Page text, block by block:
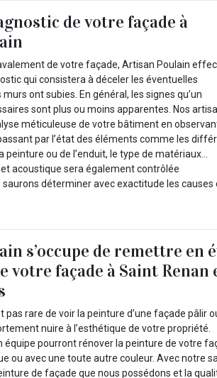
de votre façade à
de votre façade, Artisan Poulain
qui consistera à déceler les éventuelles
ont subies. En général, les signes qu’un
sont plus ou moins apparentes. Nos
méticuleuse de votre bâtiment en
par l’état des éléments comme les
peinture ou de l’enduit, le type de matériaux...
acoustique sera également contrôlée
déterminer avec exactitude les causes
s’occupe de remettre en
votre façade à Saint Renan
pas rare de voir la peinture d’une façade pâlir
nuire à l’esthétique de votre propriété.
équipe pourront rénover la peinture de votre
ou avec une toute autre couleur. Avec notre
de façade que nous possédons et la